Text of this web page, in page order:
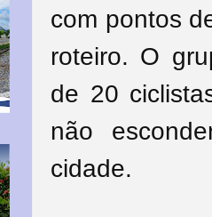
com pontos
roteiro. O
de 20
não
cidade.